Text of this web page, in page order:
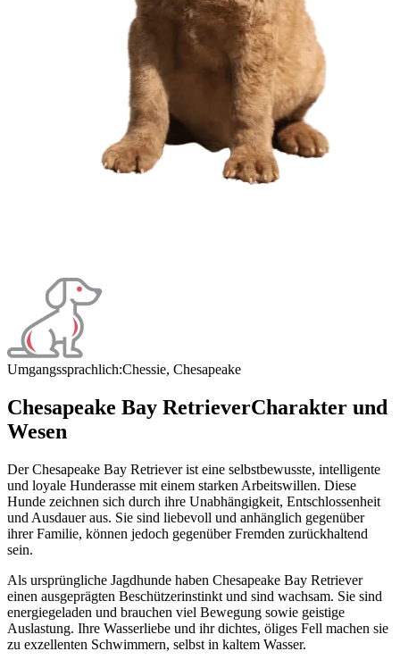
Umgangssprachlich:Chessie, Chesapeake
Chesapeake Bay RetrieverCharakter und
Wesen
Der Chesapeake Bay Retriever ist eine selbstbewusste, intelligente
und loyale Hunderasse mit einem starken Arbeitswillen. Diese
Hunde zeichnen sich durch ihre Unabhängigkeit, Entschlossenheit
und Ausdauer aus. Sie sind liebevoll und anhänglich gegenüber
ihrer Familie, können jedoch gegenüber Fremden zurückhaltend
sein.
Als ursprüngliche Jagdhunde haben Chesapeake Bay Retriever
einen ausgeprägten Beschützerinstinkt und sind wachsam. Sie sind
energiegeladen und brauchen viel Bewegung sowie geistige
Auslastung. Ihre Wasserliebe und ihr dichtes, öliges Fell machen sie
zu exzellenten Schwimmern, selbst in kaltem Wasser.